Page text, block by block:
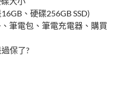
、硬碟256GB SSD)
筆電包、筆電充電器、購買
保了?